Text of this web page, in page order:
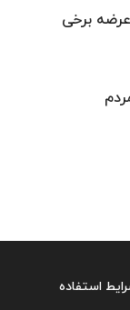
عرضه برخی
استفاده